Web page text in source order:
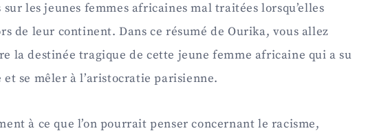
sur les jeunes femmes africaines mal traitées lorsqu’elles
de leur continent. Dans ce résumé de Ourika, vous allez
la destinée tragique de cette jeune femme africaine qui a su
se mêler à l’aristocratie parisienne.
à ce que l’on pourrait penser concernant le racisme,